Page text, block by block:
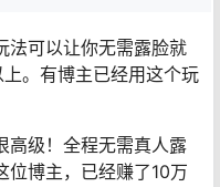
法可以让你无需露脸就
。有博主已经用这个玩
高级！全程无需真人露
位博主，已经赚了10万